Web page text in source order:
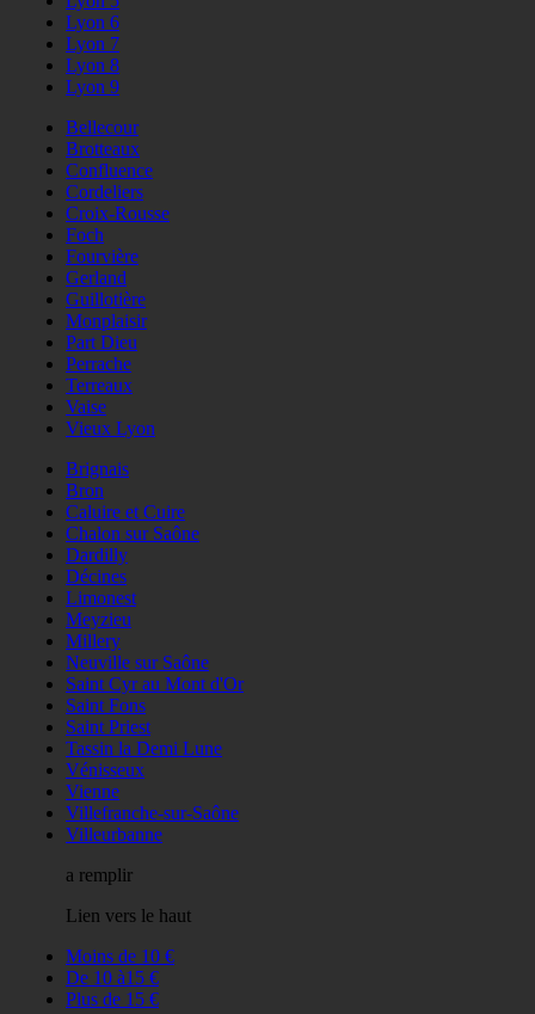
Lyon 6
Lyon 7
Lyon 8
Lyon 9
Bellecour
Brotteaux
Confluence
Cordeliers
Croix-Rousse
Foch
Fourvière
Gerland
Guillotière
Monplaisir
Part Dieu
Perrache
Terreaux
Vaise
Vieux Lyon
Brignais
Bron
Caluire et Cuire
Chalon sur Saône
Dardilly
Décines
Limonest
Meyzieu
Millery
Neuville sur Saône
Saint Cyr au Mont d'Or
Saint Fons
Saint Priest
Tassin la Demi Lune
Vénisseux
Vienne
Villefranche-sur-Saône
Villeurbanne
a remplir
Lien vers le haut
Moins de 10 €
De 10 à15 €
Plus de 15 €